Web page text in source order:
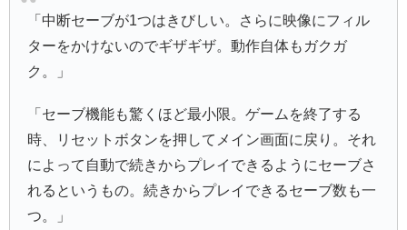
「中断セーブが1つはきびしい。さらに映像にフィル
ターをかけないのでギザギザ。動作自体もガクガ
ク。」
「セーブ機能も驚くほど最小限。ゲームを終了する
時、リセットボタンを押してメイン画面に戻り。それ
によって自動で続きからプレイできるようにセーブさ
れるというもの。続きからプレイできるセーブ数も一
つ。」